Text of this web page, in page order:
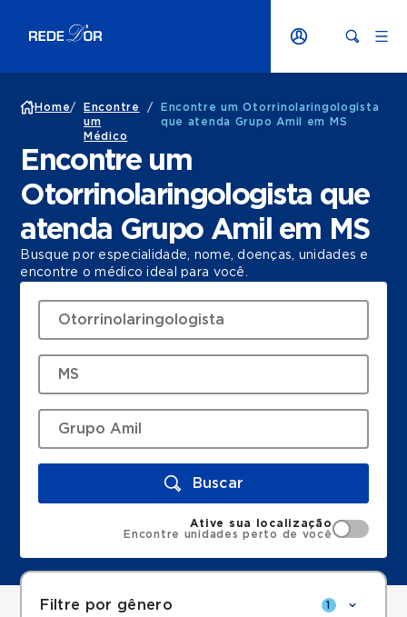
Home/
Encontre
um
Médico
/
Encontre um Otorrinolaringologista
que atenda Grupo Amil em MS
Encontre um
Otorrinolaringologista que
atenda Grupo Amil em MS
Busque por especialidade, nome, doenças, unidades e
encontre o médico ideal para você.
Buscar
Ative sua localização
Encontre unidades perto de você
Filtre por gênero 1